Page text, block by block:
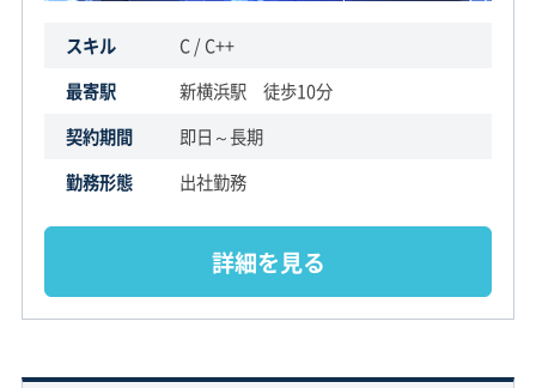
スキル
C / C++
最寄駅
新横浜駅 徒歩10分
契約期間
即日～長期
勤務形態
出社勤務
詳細を見る